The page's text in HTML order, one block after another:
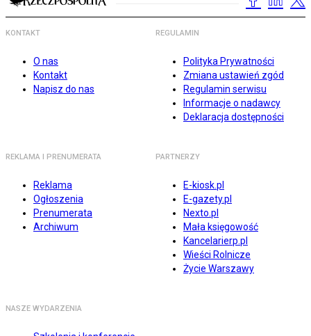
KONTAKT
O nas
Kontakt
Napisz do nas
REGULAMIN
Polityka Prywatności
Zmiana ustawień zgód
Regulamin serwisu
Informacje o nadawcy
Deklaracja dostępności
REKLAMA I PRENUMERATA
Reklama
Ogłoszenia
Prenumerata
Archiwum
PARTNERZY
E-kiosk.pl
E-gazety.pl
Nexto.pl
Mała księgowość
Kancelarierp.pl
Wieści Rolnicze
Życie Warszawy
NASZE WYDARZENIA